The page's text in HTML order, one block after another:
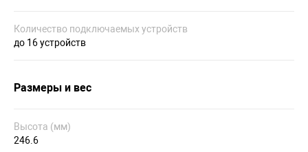
Количество подключаемых устройств
до 16 устройств
Размеры и вес
Высота (мм)
246.6